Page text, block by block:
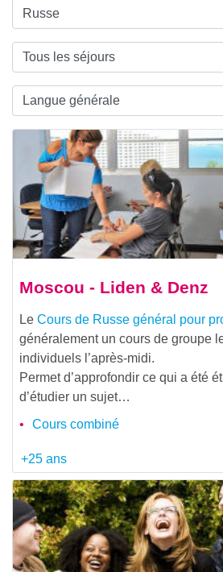
Moscou - Liden & Denz
Le Cours de Russe général pour
généralement un cours de groupe
individuels l’après-midi.
Permet d’approfondir ce qui a été
d’étudier un sujet…
Cours combiné
+25 ans